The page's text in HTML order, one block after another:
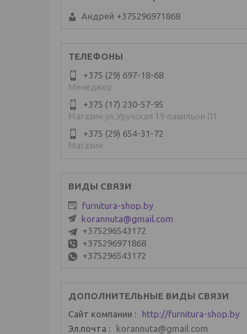
Андрей +375296971868
+375 (29) 697-18-68
Менеджер
+375 (17) 230-57-95
Магазин ул.Уручская 19 павильон П1
+375 (29) 654-31-72
Магазин
furnitura-shop.by
korannuta@gmail.com
+375296543172
+375296971868
+375296543172
Сайт компании
http://furnitura-shop.by
Эл.почта
korannuta@gmail.com